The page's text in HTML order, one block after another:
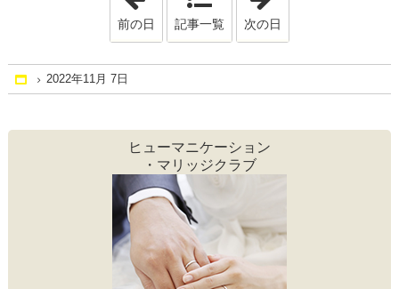
前の日 記事一覧 次の日
Home
2022年11月 7日
ヒューマニケーション
・マリッジクラブ